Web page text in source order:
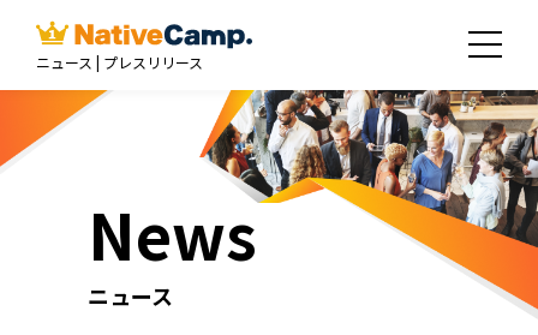
ニュース | プレスリリース
News
ニュース